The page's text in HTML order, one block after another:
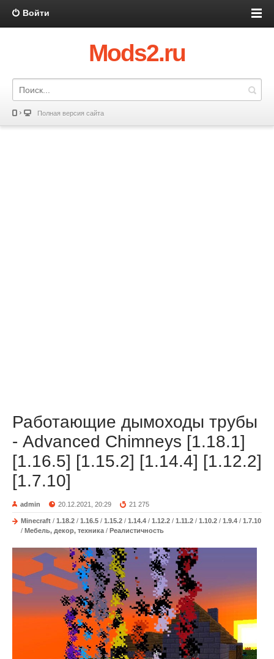
Войти
Mods2.ru
Полная версия сайта
Работающие дымоходы трубы
- Advanced Chimneys [1.18.1]
[1.16.5] [1.15.2] [1.14.4] [1.12.2]
[1.7.10]
admin 20.12.2021, 20:29 21 275
Minecraft / 1.18.2 / 1.16.5 / 1.15.2 / 1.14.4 / 1.12.2 / 1.11.2 / 1.10.2 / 1.9.4 / 1.7.10
/ Мебель, декор, техника / Реалистичность